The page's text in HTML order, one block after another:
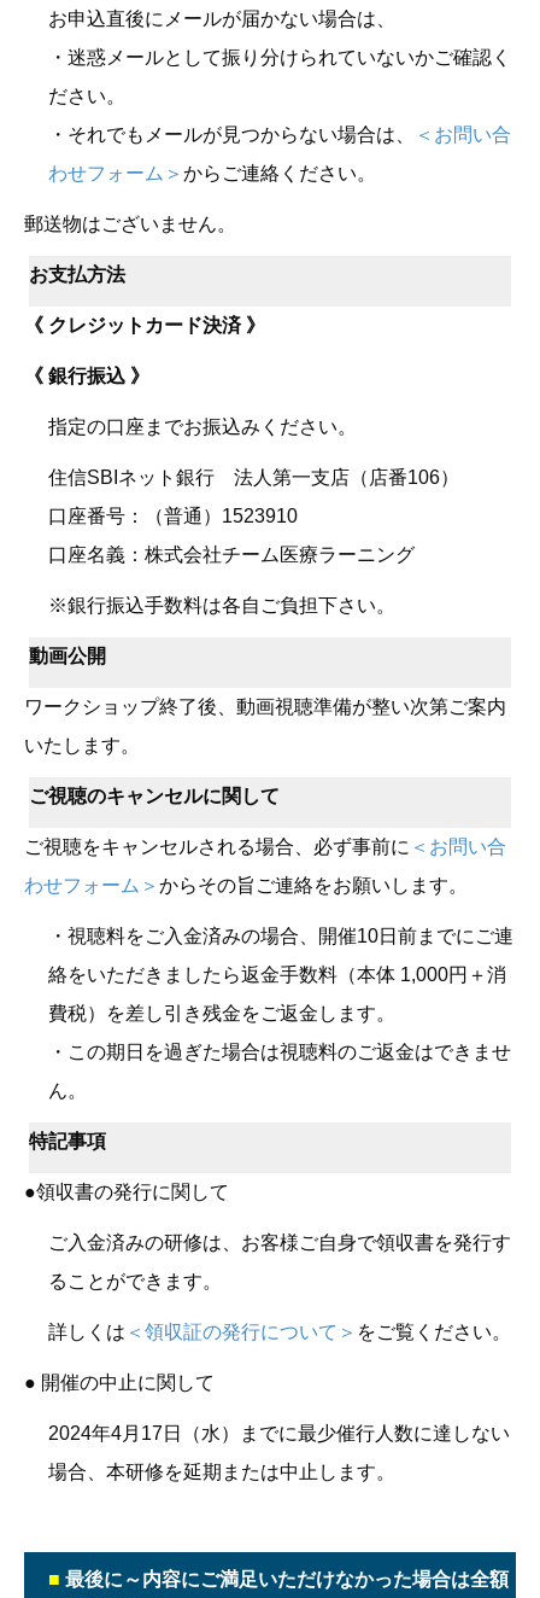
お申込直後にメールが届かない場合は、
・迷惑メールとして振り分けられていないかご確認く
ださい。
・それでもメールが見つからない場合は、
＜お問い合
わせフォーム＞ からご連絡ください。
郵送物はございません。
お支払方法
《 クレジットカード決済 》
《 銀行振込 》
指定の口座までお振込みください。
住信SBIネット銀行 法人第一支店（店番106）
口座番号：（普通）1523910
口座名義：株式会社チーム医療ラーニング
※銀行振込手数料は各自ご負担下さい。
動画公開
ワークショップ終了後、動画視聴準備が整い次第ご案内
いたします。
ご視聴のキャンセルに関して
ご視聴をキャンセルされる場合、必ず事前に ＜お問い合
わせフォーム＞ からその旨ご連絡をお願いします。
・視聴料をご入金済みの場合、開催10日前までにご連
絡をいただきましたら返金手数料（本体 1,000円＋消
費税）を差し引き残金をご返金します。
・この期日を過ぎた場合は視聴料のご返金はできませ
ん。
特記事項
●領収書の発行に関して
ご入金済みの研修は、お客様ご自身で領収書を発行す
ることができます。
詳しくは ＜領収証の発行について＞ をご覧ください。
● 開催の中止に関して
2024年4月17日（水）までに最少催行人数に達しない
場合、本研修を延期または中止します。
■ 最後に～内容にご満足いただけなかった場合は全額